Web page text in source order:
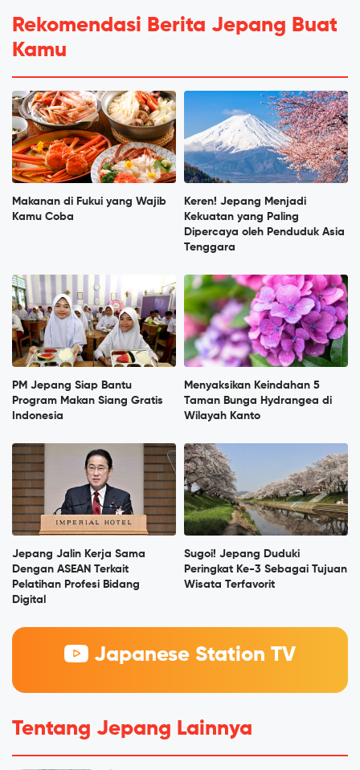
Rekomendasi Berita Jepang Buat
Kamu
Makanan di Fukui yang Wajib
Kamu Coba
Keren! Jepang Menjadi
Kekuatan yang Paling
Dipercaya oleh Penduduk Asia
Tenggara
PM Jepang Siap Bantu
Program Makan Siang Gratis
Indonesia
Menyaksikan Keindahan 5
Taman Bunga Hydrangea di
Wilayah Kanto
Jepang Jalin Kerja Sama
Dengan ASEAN Terkait
Pelatihan Profesi Bidang
Digital
Sugoi! Jepang Duduki
Peringkat Ke-3 Sebagai Tujuan
Wisata Terfavorit
Japanese Station TV
Tentang Jepang Lainnya